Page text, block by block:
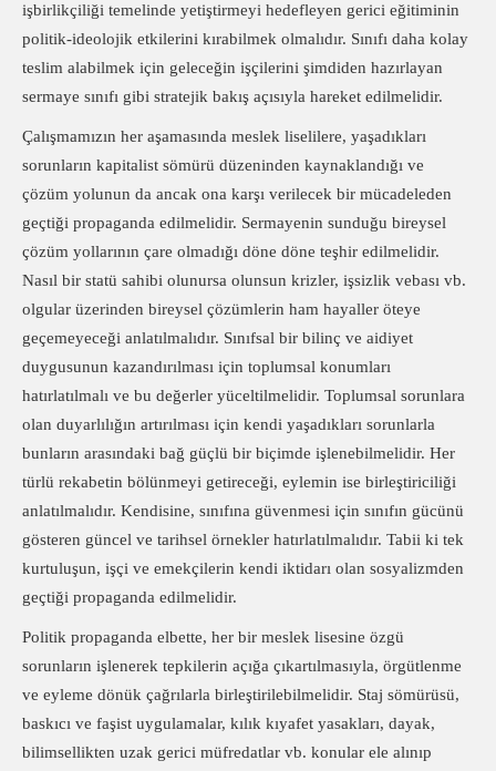
işbirlikçiliği temelinde yetiştirmeyi hedefleyen gerici eğitiminin
politik-ideolojik etkilerini kırabilmek olmalıdır. Sınıfı daha kolay
teslim alabilmek için geleceğin işçilerini şimdiden hazırlayan
sermaye sınıfı gibi stratejik bakış açısıyla hareket edilmelidir.
Çalışmamızın her aşamasında meslek liselilere, yaşadıkları
sorunların kapitalist sömürü düzeninden kaynaklandığı ve
çözüm yolunun da ancak ona karşı verilecek bir mücadeleden
geçtiği propaganda edilmelidir. Sermayenin sunduğu bireysel
çözüm yollarının çare olmadığı döne döne teşhir edilmelidir.
Nasıl bir statü sahibi olunursa olunsun krizler, işsizlik vebası vb.
olgular üzerinden bireysel çözümlerin ham hayaller öteye
geçemeyeceği anlatılmalıdır. Sınıfsal bir bilinç ve aidiyet
duygusunun kazandırılması için toplumsal konumları
hatırlatılmalı ve bu değerler yüceltilmelidir. Toplumsal sorunlara
olan duyarlılığın artırılması için kendi yaşadıkları sorunlarla
bunların arasındaki bağ güçlü bir biçimde işlenebilmelidir. Her
türlü rekabetin bölünmeyi getireceği, eylemin ise birleştiriciliği
anlatılmalıdır. Kendisine, sınıfına güvenmesi için sınıfın gücünü
gösteren güncel ve tarihsel örnekler hatırlatılmalıdır. Tabii ki tek
kurtuluşun, işçi ve emekçilerin kendi iktidarı olan sosyalizmden
geçtiği propaganda edilmelidir.
Politik propaganda elbette, her bir meslek lisesine özgü
sorunların işlenerek tepkilerin açığa çıkartılmasıyla, örgütlenme
ve eyleme dönük çağrılarla birleştirilebilmelidir. Staj sömürüsü,
baskıcı ve faşist uygulamalar, kılık kıyafet yasakları, dayak,
bilimsellikten uzak gerici müfredatlar vb. konular ele alınıp